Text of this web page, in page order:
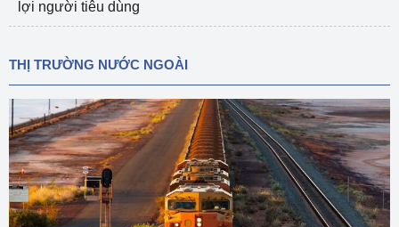
lợi người tiêu dùng
THỊ TRƯỜNG NƯỚC NGOÀI